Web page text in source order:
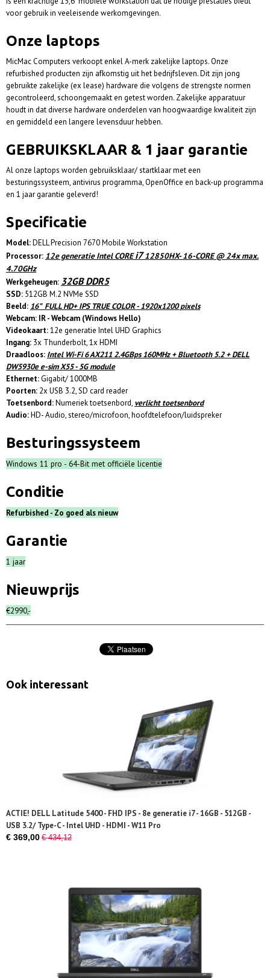
voor gebruik in veeleisende werkomgevingen.
Onze laptops
MicMac Computers verkoopt enkel A-merk zakelijke laptops. Onze
refurbished producten zijn afkomstig uit het bedrijfsleven. Dit zijn jong
gebruikte zakelijke (ex lease) hardware die volgens de strengste normen
gecontroleerd, schoongemaakt en getest worden. Zakelijke apparatuur
houdt in dat diverse hardware onderdelen van hoogwaardige kwaliteit zijn
en gemiddeld een langere levensduur hebben.
GEBRUIKSKLAAR & 1 jaar garantie
Al onze laptops worden gebruiksklaar/ startklaar met een
besturingssysteem, antivirus programma, OpenOffice en back-up programma
en 1 jaar garantie geleverd!
Specificatie
Model:DELL Precision 7670 Mobile Workstation
Processor: 12e generatieIntel COREi712850HX- 16-CORE @ 24x max.
4.70GHz
Werkgeheugen: 32GB DDR5
SSD: 512GB M.2 NVMe SSD
Beeld: 16” FULL HD+ IPS TRUE COLOR - 1920x1200 pixels
Webcam: IR - Webcam (Windows Hello)
Videokaart:12e generatie Intel UHD Graphics
Ingang: 3x Thunderbolt, 1x HDMI
Draadloos: Intel Wi-Fi 6 AX211 2.4GBps 160MHz + Bluetooth 5.2 + DELL
DW5930e e-sim X55 - 5G module
Ethernet:Gigabit/ 1000MB
Poorten: 2x USB 3.2, SD card reader
Toetsenbord:Numeriek toetsenbord, verlicht toetsenbord
Audio:HD- Audio, stereo/microfoon, hoofdtelefoon/luidspreker
Besturingssysteem
Windows 11 pro - 64-Bit met officiële licentie
Conditie
Refurbished - Zo goed als nieuw
Garantie
1 jaar
Nieuwprijs
€2990,-
Ook interessant
ACTIE! DELL Latitude 5400 - FHD IPS - 8e generatie i7 - 16GB - 512GB -
USB 3.2/ Type-C - Intel UHD - HDMI - W11 Pro
€ 369,00 € 434,12